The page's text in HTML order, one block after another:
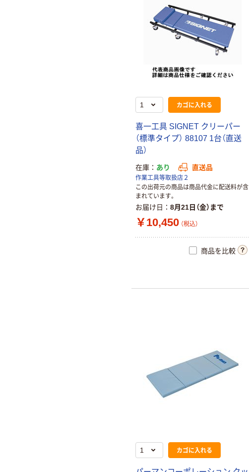
カゴに入れる
喜一工具 SIGNET クリーパー
（標準タイプ） 88107 1台（直送
品）
在庫 あり 直送品
作業工具等取扱店２
この出荷元の商品は商品代金に配送料が含
まれています。
お届け日 8月21日（金）まで
￥10,450 （税込）
商品を比較
カゴに入れる